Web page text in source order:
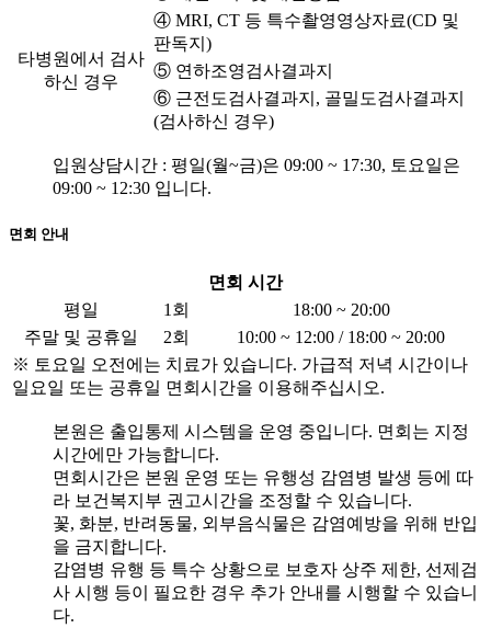
타병원에서 검사
하신 경우
④ MRI, CT 등 특수촬영영상자료(CD 및
판독지)
⑤ 연하조영검사결과지
⑥ 근전도검사결과지, 골밀도검사결과지
(검사하신 경우)
입원상담시간 : 평일(월~금)은 09:00 ~ 17:30, 토요일은
09:00 ~ 12:30 입니다.
면회 안내
면회 시간
평일
1회
18:00 ~ 20:00
주말 및 공휴일
2회
10:00 ~ 12:00 / 18:00 ~ 20:00
※ 토요일 오전에는 치료가 있습니다. 가급적 저녁 시간이나
일요일 또는 공휴일 면회시간을 이용해주십시오.
본원은 출입통제 시스템을 운영 중입니다. 면회는 지정
시간에만 가능합니다.
면회시간은 본원 운영 또는 유행성 감염병 발생 등에 따
라 보건복지부 권고시간을 조정할 수 있습니다.
꽃, 화분, 반려동물, 외부음식물은 감염예방을 위해 반입
을 금지합니다.
감염병 유행 등 특수 상황으로 보호자 상주 제한, 선제검
사 시행 등이 필요한 경우 추가 안내를 시행할 수 있습니
다.